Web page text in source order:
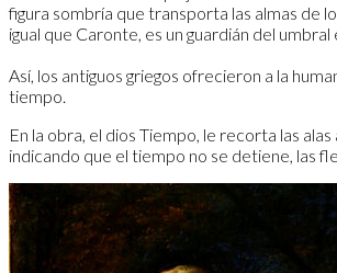
figura sombría que transporta las almas de
igual que Caronte, es un guardián del
Así, los antiguos griegos ofrecieron a la
tiempo.
En la obra, el dios Tiempo, le recorta las
indicando que el tiempo no se detiene, las